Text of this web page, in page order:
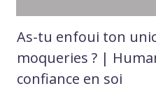
As-tu enfoui ton
moqueries ? |
confiance en soi